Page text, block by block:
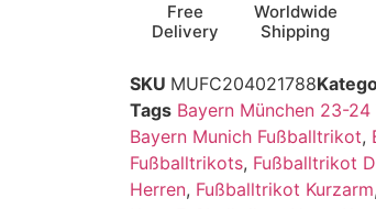
Free
Delivery
Worldwide
Shipping
SKU MUFC204021788
Tags Bayern München 23-
Bayern Munich Fußballtrikot,
Fußballtrikots, Fußballtrikot
Herren, Fußballtrikot Kurzarm,